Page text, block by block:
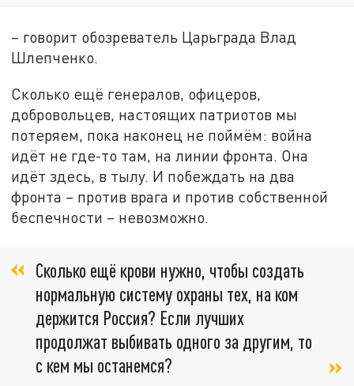
– говорит обозреватель Царьграда Влад
Шлепченко.
Сколько ещё генералов, офицеров,
добровольцев, настоящих патриотов мы
потеряем, пока наконец не поймём: война
идёт не где-то там, на линии фронта. Она
идёт здесь, в тылу. И побеждать на два
фронта – против врага и против собственной
беспечности – невозможно.
Сколько ещё крови нужно, чтобы создать
нормальную систему охраны тех, на ком
держится Россия? Если лучших
продолжат выбивать одного за другим, то
с кем мы останемся?